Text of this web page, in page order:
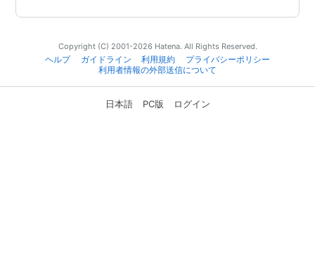
Copyright (C) 2001-2026 Hatena. All Rights Reserved.
ヘルプ
ガイドライン 利用規約
プライバシーポリシー
利用者情報の外部送信について
日本語 PC版 ログイン